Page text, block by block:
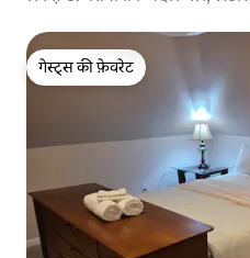
गेस्ट्स की फ़ेवरेट
गेस्ट्स की फ़ेवरेट